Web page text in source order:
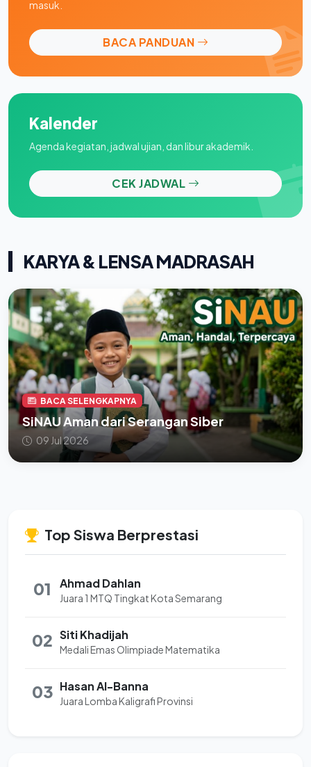
masuk.
BACA PANDUAN
Kalender
Agenda kegiatan, jadwal ujian, dan libur akademik.
CEK JADWAL
KARYA & LENSA MADRASAH
BACA SELENGKAPNYA
SiNAU Aman dari Serangan Siber
09 Jul 2026
Top Siswa Berprestasi
01 Ahmad Dahlan
Juara 1 MTQ Tingkat Kota Semarang
02 Siti Khadijah
Medali Emas Olimpiade Matematika
03 Hasan Al-Banna
Juara Lomba Kaligrafi Provinsi